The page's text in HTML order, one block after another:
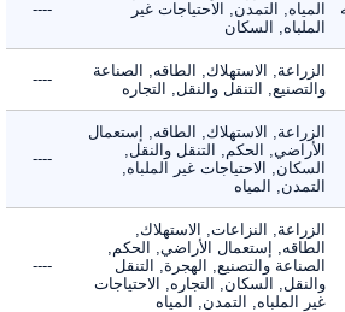
المياه, التمدن, الاحتياجات غير
الملباه, السكان
----
الزراعة, الاستهلاك, الطاقه, الصناعة
والتصنيع, التنقل والنقل, التجاره
----
الزراعة, الاستهلاك, الطاقه, إستعمال
الأراضي, الحكم, التنقل والنقل,
السكان, الاحتياجات غير الملباه,
التمدن, المياه
----
الزراعة, النزاعات, الاستهلاك,
الطاقه, إستعمال الأراضي, الحكم,
الصناعة والتصنيع, الهجرة, التنقل
والنقل, السكان, التجاره, الاحتياجات
غير الملباه, التمدن, المياه
----